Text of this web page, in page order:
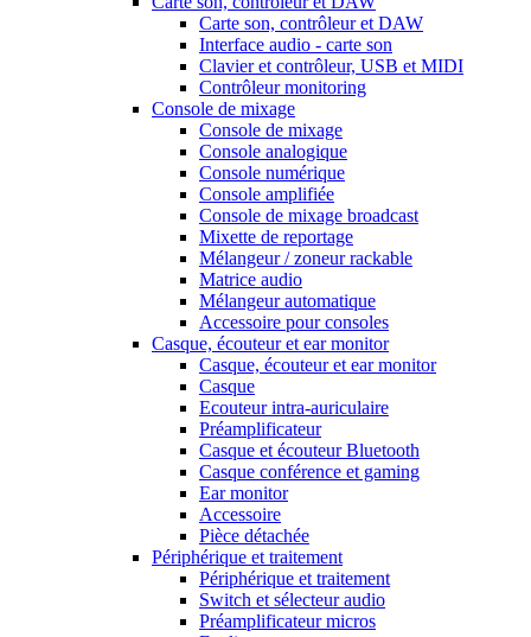
Carte son, contrôleur et DAW
Interface audio - carte son
Clavier et contrôleur, USB et MIDI
Contrôleur monitoring
Console de mixage
Console de mixage
Console analogique
Console numérique
Console amplifiée
Console de mixage broadcast
Mixette de reportage
Mélangeur / zoneur rackable
Matrice audio
Mélangeur automatique
Accessoire pour consoles
Casque, écouteur et ear monitor
Casque, écouteur et ear monitor
Casque
Ecouteur intra-auriculaire
Préamplificateur
Casque et écouteur Bluetooth
Casque conférence et gaming
Ear monitor
Accessoire
Pièce détachée
Périphérique et traitement
Périphérique et traitement
Switch et sélecteur audio
Préamplificateur micros